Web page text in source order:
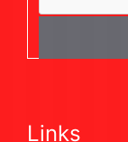
Links